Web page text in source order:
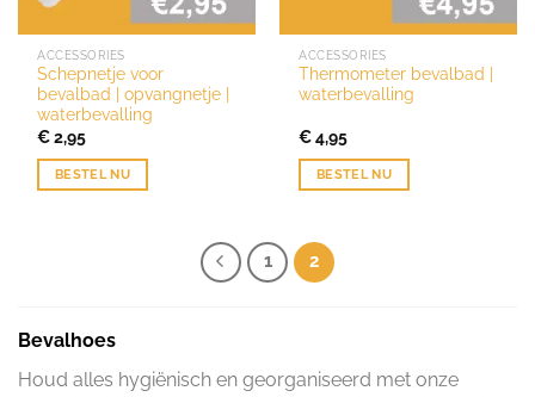
ACCESSORIES
Schepnetje voor
bevalbad | opvangnetje |
waterbevalling
€2,95
BESTEL NU
ACCESSORIES
Thermometer bevalbad |
waterbevalling
€4,95
BESTEL NU
1 2
Bevalhoes
Houd alles hygiënisch en georganiseerd met onze